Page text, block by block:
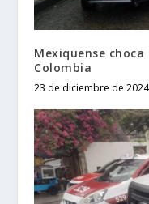
Mexiquense
Colombia
23 de diciembre de 2024